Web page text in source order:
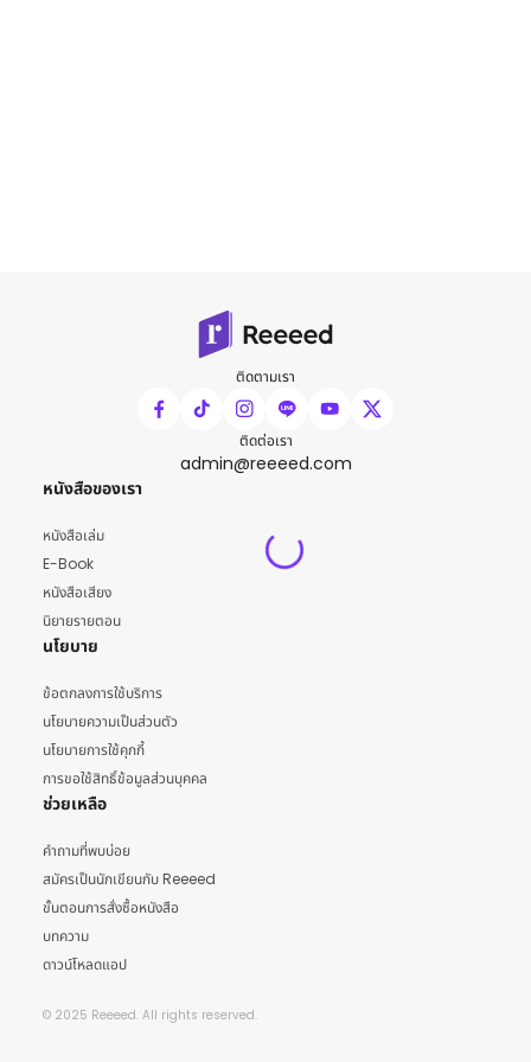
ติดตามเรา
ติดต่อเรา
admin@reeeed.com
หนังสือของเรา
หนังสือเล่ม
E-Book
หนังสือเสียง
นิยายรายตอน
นโยบาย
ข้อตกลงการใช้บริการ
นโยบายความเป็นส่วนตัว
นโยบายการใช้คุกกี้
การขอใช้สิทธิ์ข้อมูลส่วนบุคคล
ช่วยเหลือ
คำถามที่พบบ่อย
สมัครเป็นนักเขียนกับ Reeeed
ขั้นตอนการสั่งซื้อหนังสือ
บทความ
ดาวน์โหลดแอป
© 2025 Reeeed. All rights reserved.